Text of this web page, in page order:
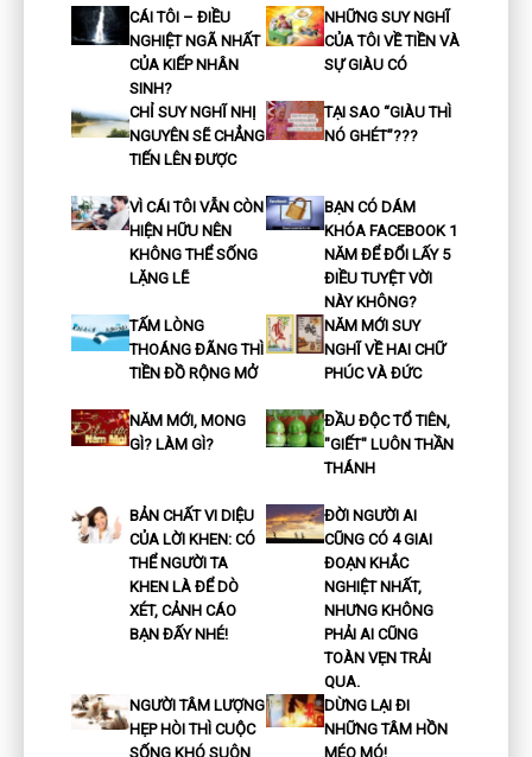
CÁI TÔI – ĐIỀU
NGHIỆT NGÃ NHẤT
CỦA KIẾP NHÂN
SINH?
NHỮNG SUY NGHĨ
CỦA TÔI VỀ TIỀN VÀ
SỰ GIÀU CÓ
CHỈ SUY NGHĨ NHỊ
NGUYÊN SẼ CHẲNG
TIẾN LÊN ĐƯỢC
TẠI SAO “GIÀU THÌ
NÓ GHÉT”???
VÌ CÁI TÔI VẪN CÒN
HIỆN HỮU NÊN
KHÔNG THỂ SỐNG
LẶNG LẼ
BẠN CÓ DÁM
KHÓA FACEBOOK 1
NĂM ĐỂ ĐỔI LẤY 5
ĐIỀU TUYỆT VỜI
NÀY KHÔNG?
TẤM LÒNG
THOÁNG ĐÃNG THÌ
TIỀN ĐỒ RỘNG MỞ
NĂM MỚI SUY
NGHĨ VỀ HAI CHỮ
PHÚC VÀ ĐỨC
NĂM MỚI, MONG
GÌ? LÀM GÌ?
ĐẦU ĐỘC TỔ TIÊN,
"GIẾT" LUÔN THẦN
THÁNH
BẢN CHẤT VI DIỆU
CỦA LỜI KHEN: CÓ
THỂ NGƯỜI TA
KHEN LÀ ĐỂ DÒ
XÉT, CẢNH CÁO
BẠN ĐẤY NHÉ!
ĐỜI NGƯỜI AI
CŨNG CÓ 4 GIAI
ĐOẠN KHẮC
NGHIỆT NHẤT,
NHƯNG KHÔNG
PHẢI AI CŨNG
TOÀN VẸN TRẢI
QUA.
NGƯỜI TÂM LƯỢNG
HẸP HÒI THÌ CUỘC
SỐNG KHÓ SUÔN
DỪNG LẠI ĐI
NHỮNG TÂM HỒN
MÉO MÓ!